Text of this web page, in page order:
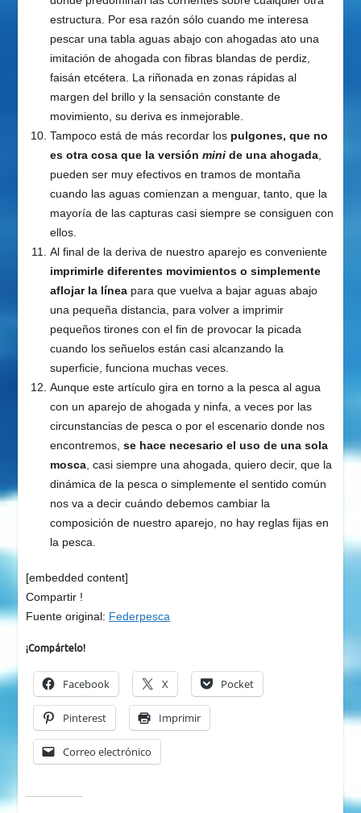
estructura. Por esa razón sólo cuando me interesa
pescar una tabla aguas abajo con ahogadas ato una
imitación de ahogada con fibras blandas de perdiz,
faisán etcétera. La riñonada en zonas rápidas al
margen del brillo y la sensación constante de
movimiento, su deriva es inmejorable.
Tampoco está de más recordar los pulgones, que no
es otra cosa que la versión minide una ahogada,
pueden ser muy efectivos en tramos de montaña
cuando las aguas comienzan a menguar, tanto, que la
mayoría de las capturas casi siempre se consiguen con
ellos.
Al final de la deriva de nuestro aparejo es conveniente
imprimirle diferentes movimientos o simplemente
aflojar la líneapara que vuelva a bajar aguas abajo
una pequeña distancia, para volver a imprimir
pequeños tirones con el fin de provocar la picada
cuando los señuelos están casi alcanzando la
superficie, funciona muchas veces.
Aunque este artículo gira en torno a la pesca al agua
con un aparejo de ahogada y ninfa, a veces por las
circunstancias de pesca o por el escenario donde nos
encontremos, se hace necesario el uso de una sola
mosca, casi siempre una ahogada, quiero decir, que la
dinámica de la pesca o simplemente el sentido común
nos va a decir cuándo debemos cambiar la
composición de nuestro aparejo, no hay reglas fijas en
la pesca.
[embedded content]
Compartir !
Fuente original: Federpesca
¡Compártelo!
Facebook X Pocket
Pinterest Imprimir
Correo electrónico